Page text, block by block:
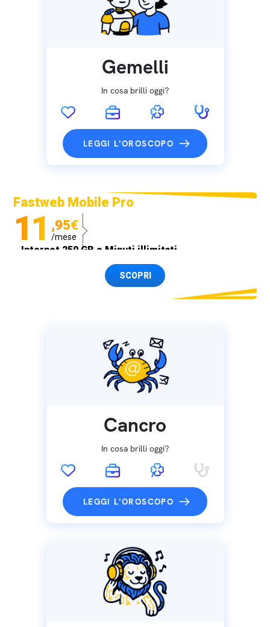
Gemelli
In cosa brilli oggi?
LEGGI L'OROSCOPO
Fastweb Mobile Pro
11 ,95€
/mese
Internet 250 GB e Minuti illimitati
Spedizione SIM GRATISSCOPRI
Cancro
In cosa brilli oggi?
LEGGI L'OROSCOPO